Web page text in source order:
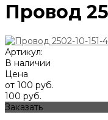
Провод
Артикул:
В наличии
Цена
от 100 руб.
100 руб.
Заказать